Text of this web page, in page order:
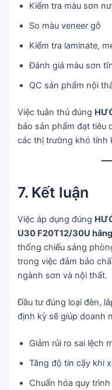
Kiểm tra màu sơn
So màu veneer gỗ
Kiểm tra laminate,
Đánh giá màu sơn
QC sản phẩm nội
Việc tuân thủ đúng
bảo sản phẩm đạt tiêu
các thị trường khó tính
7. Kết luận
Việc áp dụng đúng
U30 F20T12/30U
thống chiếu sáng
trong việc đảm bảo
ngành sơn và nội thất.
Đầu tư đúng loại đèn,
định kỳ sẽ giúp doanh
Giảm rủi ro sai lệch
Tăng độ tin cậy khi
Chuẩn hóa quy trình